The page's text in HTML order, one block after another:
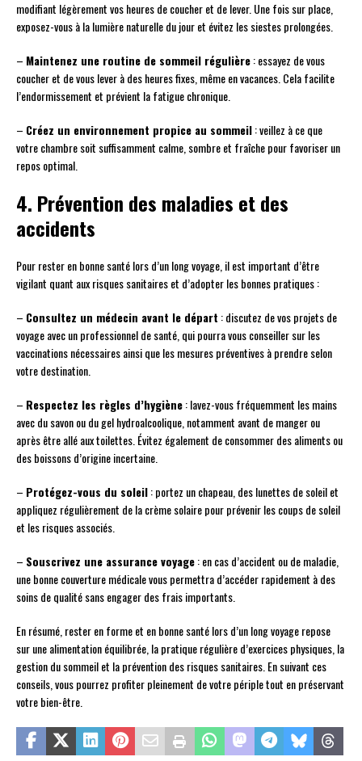
modifiant légèrement vos heures de coucher et de lever. Une fois sur place,
exposez-vous à la lumière naturelle du jour et évitez les siestes prolongées.
– Maintenez une routine de sommeil régulière: essayez de vous
coucher et de vous lever à des heures fixes, même en vacances. Cela facilite
l’endormissement et prévient la fatigue chronique.
– Créez un environnement propice au sommeil: veillez à ce que
votre chambre soit suffisamment calme, sombre et fraîche pour favoriser un
repos optimal.
4. Prévention des maladies et des
accidents
Pour rester en bonne santé lors d’un long voyage, il est important d’être
vigilant quant aux risques sanitaires et d’adopter les bonnes pratiques :
– Consultez un médecin avant le départ : discutez de vos projets de
voyage avec un professionnel de santé, qui pourra vous conseiller sur les
vaccinations nécessaires ainsi que les mesures préventives à prendre selon
votre destination.
– Respectez les règles d’hygiène: lavez-vous fréquemment les mains
avec du savon ou du gel hydroalcoolique, notamment avant de manger ou
après être allé aux toilettes. Évitez également de consommer des aliments ou
des boissons d’origine incertaine.
– Protégez-vous du soleil: portez un chapeau, des lunettes de soleil et
appliquez régulièrement de la crème solaire pour prévenir les coups de soleil
et les risques associés.
– Souscrivez une assurance voyage: en cas d’accident ou de maladie,
une bonne couverture médicale vous permettra d’accéder rapidement à des
soins de qualité sans engager des frais importants.
En résumé, rester en forme et en bonne santé lors d’un long voyage repose
sur une alimentation équilibrée, la pratique régulière d’exercices physiques, la
gestion du sommeil et la prévention des risques sanitaires. En suivant ces
conseils, vous pourrez profiter pleinement de votre périple tout en préservant
votre bien-être.